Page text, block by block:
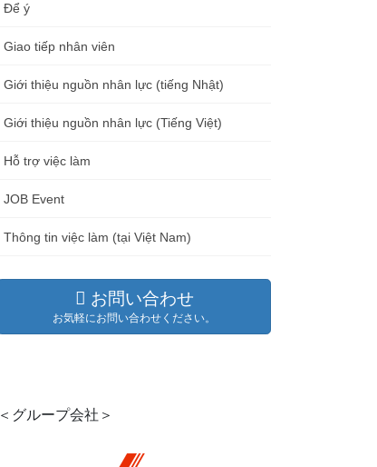
Để ý
Giao tiếp nhân viên
Giới thiệu nguồn nhân lực (tiếng Nhật)
Giới thiệu nguồn nhân lực (Tiếng Việt)
Hỗ trợ việc làm
JOB Event
Thông tin việc làm (tại Việt Nam)
お問い合わせ
お気軽にお問い合わせください。
＜グループ会社＞